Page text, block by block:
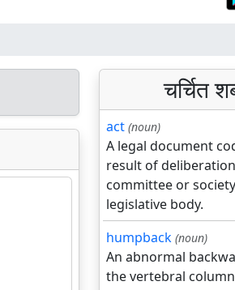
चर्चित
act (noun)
A legal document
result of
committee or
legislative body.
humpback (noun)
An abnormal
the vertebral